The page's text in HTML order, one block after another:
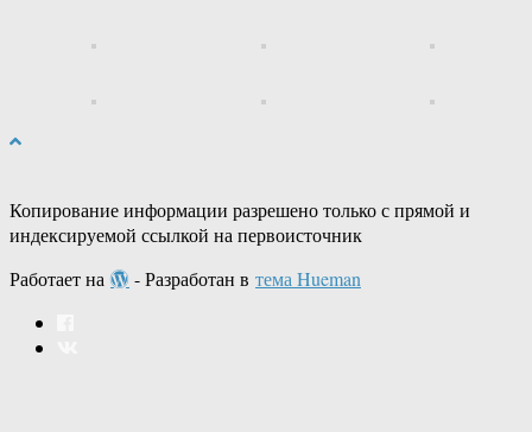
Копирование информации разрешено только с прямой и
индексируемой ссылкой на первоисточник
Работает на
- Разработан в тема Hueman